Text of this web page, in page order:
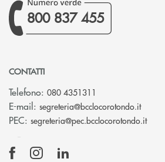
800 837 455
CONTATTI
Telefono: 080 4351311
E-mail: segreteria@bcclocorotondo.it(si
PEC: segreteria@pec.bcclocorotondo.it(si